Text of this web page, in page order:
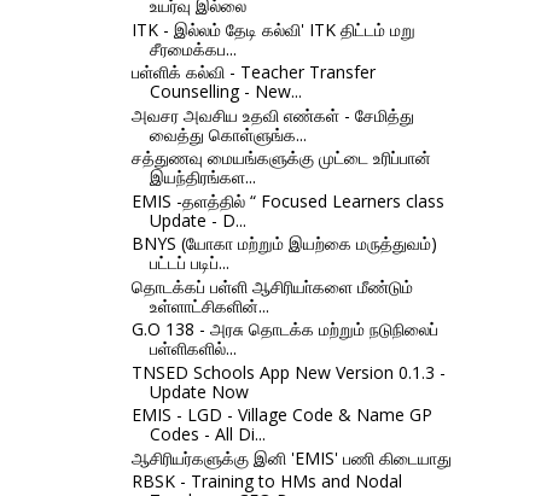
உயர்வு இல்லை
ITK - இல்லம் தேடி கல்வி' ITK திட்டம் மறு
சீரமைக்கப...
பள்ளிக் கல்வி - Teacher Transfer
Counselling - New...
அவசர அவசிய உதவி எண்கள் - சேமித்து
வைத்து கொள்ளுங்க...
சத்துணவு மையங்களுக்கு முட்டை உரிப்பான்
இயந்திரங்கள...
EMIS -தளத்தில் “ Focused Learners class
Update - D...
BNYS (யோகா மற்றும் இயற்கை மருத்துவம்)
பட்டப் படிப்...
தொடக்கப் பள்ளி ஆசிரியா்களை மீண்டும்
உள்ளாட்சிகளின்...
G.O 138 - அரசு தொடக்க மற்றும் நடுநிலைப்
பள்ளிகளில்...
TNSED Schools App New Version 0.1.3 -
Update Now
EMIS - LGD - Village Code & Name GP
Codes - All Di...
ஆசிரியர்களுக்கு இனி 'EMIS' பணி கிடையாது
RBSK - Training to HMs and Nodal